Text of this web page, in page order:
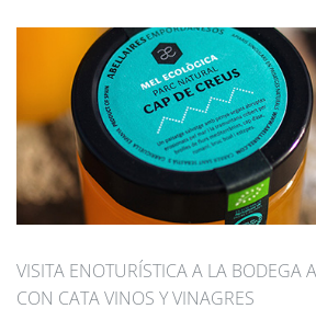
VISITA ENOTURÍSTICA A LA BODEGA
CON CATA VINOS Y VINAGRES